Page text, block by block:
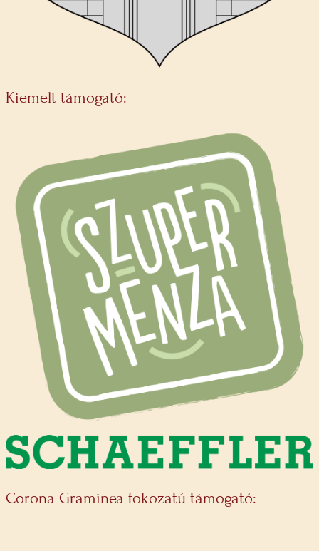
Kiemelt támogató:
Corona Graminea fokozatú támogató: